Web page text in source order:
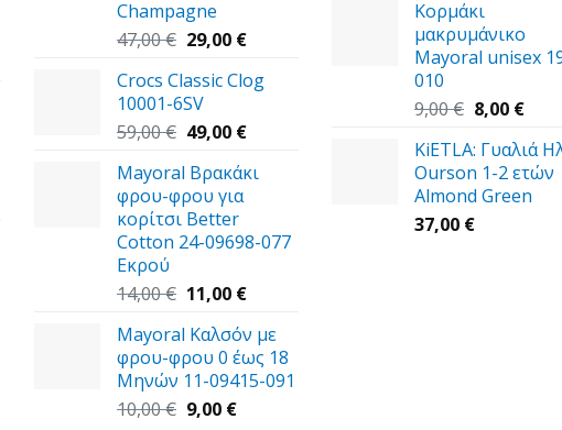
Champagne
47,00€ Original
was:
47,00 €.
29,00 €Η
τιμή
29,00 €.
Crocs Classic Clog
10001-6SV
59,00€ Original
was:
59,00 €.
49,00 €Η
τιμή
Mayoral Βρακάκι
φρου-φρου για
κορίτσι Better
Cotton 24-09698-077
Εκρού
14,00€ Original
was:
14,00 €.
11,00 €Η
τιμή
είναι:
11,00 €.
Mayoral Καλσόν με
φρου-φρου 0 έως 18
Μηνών 11-09415-091
10,00€ Original
9,00 €Η
was:
7,00 €.
6,00
Κορμάκι
μακρυμάνικο
Mayoral unisex
010
9,00€ Original
was:
9,00 €.
8,00 €Η
τιμή
8,00
KiETLA: Γυαλιά
Ourson 1-2 ετών
Almond Green
37,00 €